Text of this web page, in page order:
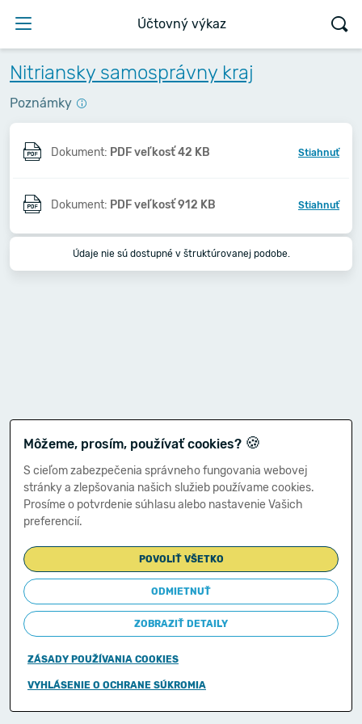
Účtovný výkaz
Nitriansky samosprávny kraj
Poznámky
Dokument: PDF veľkosť 42 KB Stiahnuť
Dokument: PDF veľkosť 912 KB Stiahnuť
Údaje nie sú dostupné v štruktúrovanej podobe.
Môžeme, prosím, používať cookies? 🍪
S cieľom zabezpečenia správneho fungovania webovej
stránky a zlepšovania našich služieb používame cookies.
Prosíme o potvrdenie súhlasu alebo nastavenie Vašich
preferencií.
POVOLIŤ VŠETKO
ODMIETNUŤ
ZOBRAZIŤ DETAILY
ZÁSADY POUŽÍVANIA COOKIES
VYHLÁSENIE O OCHRANE SÚKROMIA
Copyright © 2011-2026